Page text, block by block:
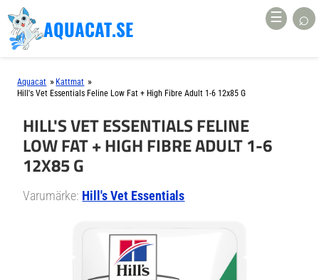
AQUACAT.SE ☰ ⌕
Aquacat » Kattmat »
Hill's Vet Essentials Feline Low Fat + High Fibre Adult 1-6 12x85 G
HILL'S VET ESSENTIALS FELINE
LOW FAT + HIGH FIBRE ADULT 1-6
12X85 G
Varumärke: Hill's Vet Essentials